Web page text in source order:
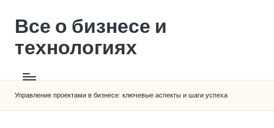
Все о бизнесе и
технологиях
Управление проектами в бизнесе: ключевые аспекты и шаги успеха